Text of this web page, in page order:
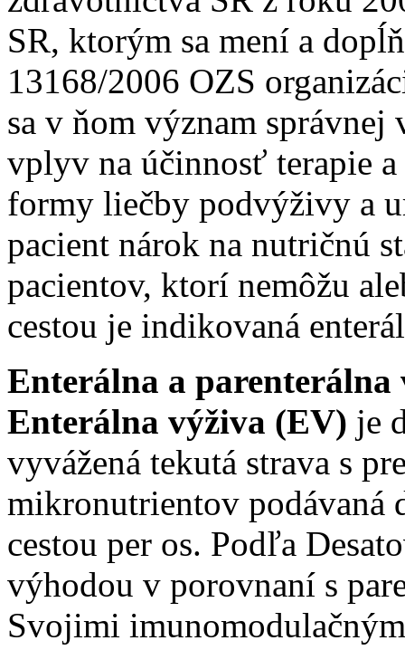
SR, ktorým sa mení a
13168/2006 OZS
sa v ňom význam
vplyv na účinnosť terapie
formy liečby podvýživy a
pacient nárok na nutričnú
pacientov, ktorí nemôžu
cestou je indikovaná
Enterálna a parenterálna
Enterálna výživa (EV) je
vyvážená tekutá strava s
mikronutrientov podávaná
cestou per os. Podľa
výhodou v porovnaní s
Svojimi